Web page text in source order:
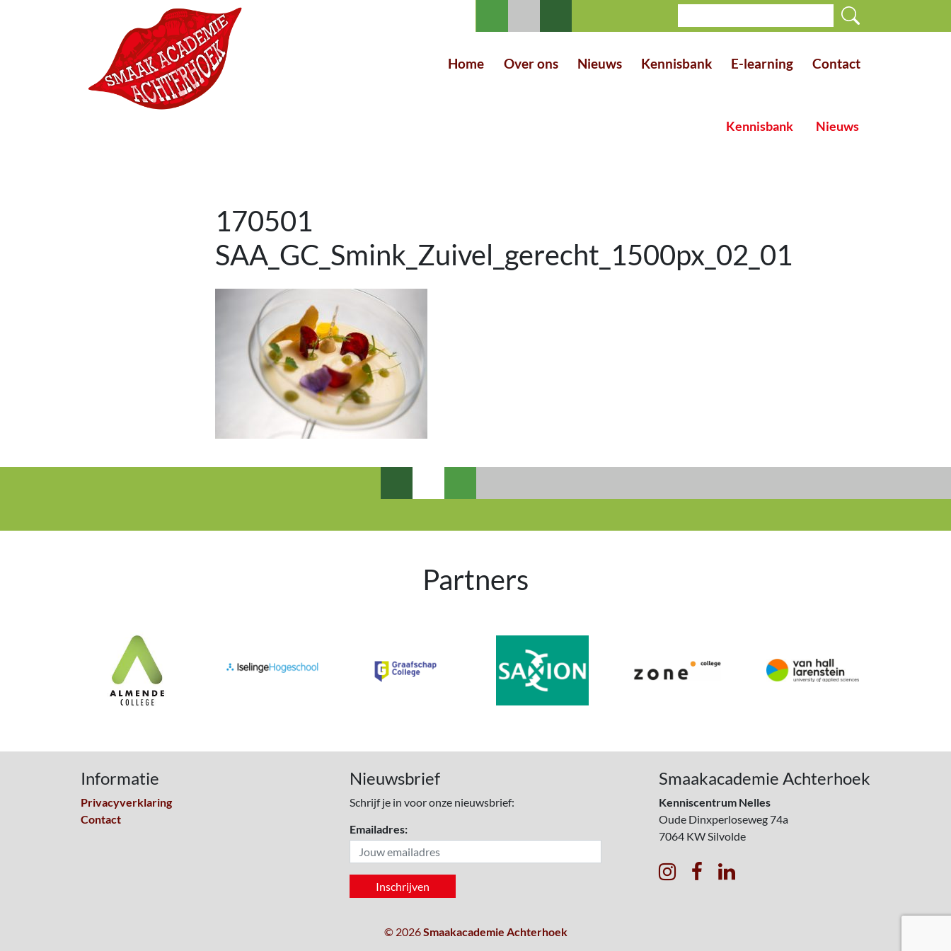
Hoofdnavigatie Home Over ons Nieuws Kennisbank E-learning Contact
Kennisbank Nieuws
170501
SAA_GC_Smink_Zuivel_gerecht_1500px_02_01
Partners
Informatie
Privacyverklaring
Contact
Nieuwsbrief
Schrijf je in voor onze nieuwsbrief:
Emailadres:
Smaakacademie Achterhoek
Kenniscentrum Nelles
Oude Dinxperloseweg 74a
7064 KWSilvolde
  
© 2026Smaakacademie Achterhoek